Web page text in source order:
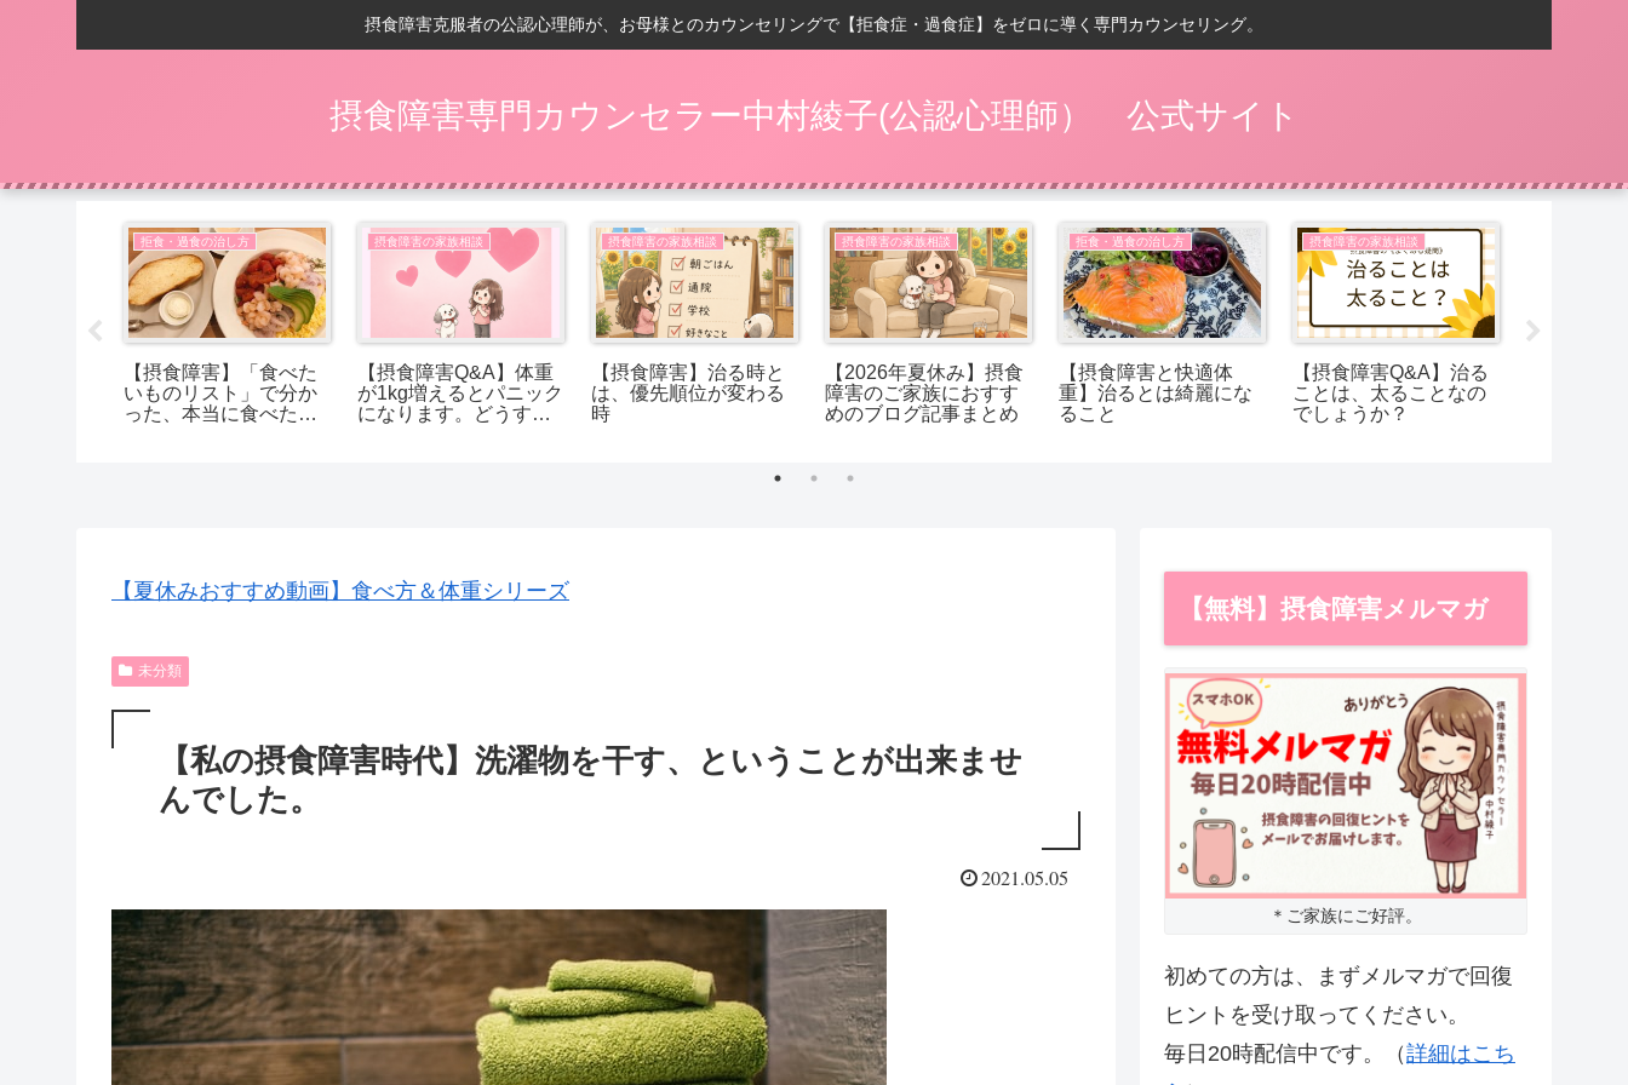
摂食障害克服者の公認心理師が、お母様とのカウンセリングで【拒食症・過食症】をゼロに導く専門カウンセリング。
摂食障害専門カウンセラー中村綾子(公認心理師） 公式サイト
拒食・過食の治し方
【摂食障害】「食べた
いものリスト」で分か
った、本当に食べたか
摂食障害の家族相談
【摂食障害Q&A】体重
が1kg増えるとパニック
になります。どうすれ
摂食障害の家族相談
【摂食障害】治る時と
は、優先順位が変わる
時
摂食障害の家族相談
【2026年夏休み】摂食
障害のご家族におすす
めのブログ記事まとめ
拒食・過食の治し方
【摂食障害と快適体
重】治るとは綺麗にな
ること
摂食障害の家族相談
【摂食障害Q&A】治る
ことは、太ることなの
でしょうか？
【夏休みおすすめ動画】食べ方＆体重シリーズ
未分類
【私の摂食障害時代】洗濯物を干す、ということが出来ませ
んでした。
2021.05.05
【無料】摂食障害メルマガ
＊ご家族にご好評。
初めての方は、まずメルマガで回復
ヒントを受け取ってください。
毎日20時配信中です。（詳細はこち